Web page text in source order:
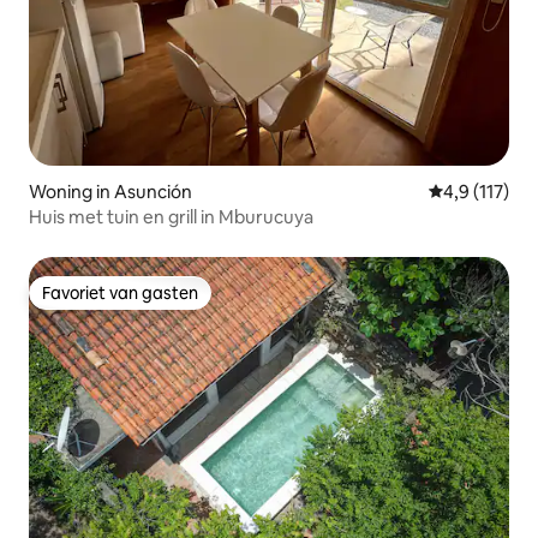
Woning in Asunción Gemiddelde
4,9 (117)
Huis met tuin en grill in Mburucuya
Favoriet van gasten
Favoriet van gasten